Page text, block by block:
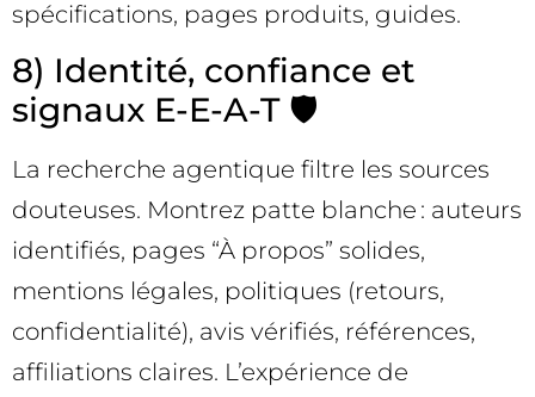
spécifications, pages produits, guides.
8) Identité, confiance et
signaux E-E-A-T 🛡️
La recherche agentique filtre les sources
douteuses. Montrez patte blanche : auteurs
identifiés, pages “À propos” solides,
mentions légales, politiques (retours,
confidentialité), avis vérifiés, références,
affiliations claires. L’expérience de